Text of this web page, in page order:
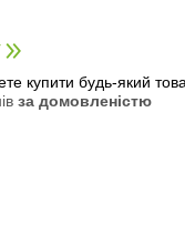
купити будь-який
за домовленістю